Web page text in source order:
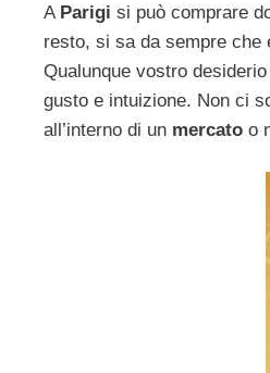
A Parigi si può comprare
resto, si sa da sempre che
Qualunque vostro
gusto e intuizione. Non ci
all’interno di un mercato o